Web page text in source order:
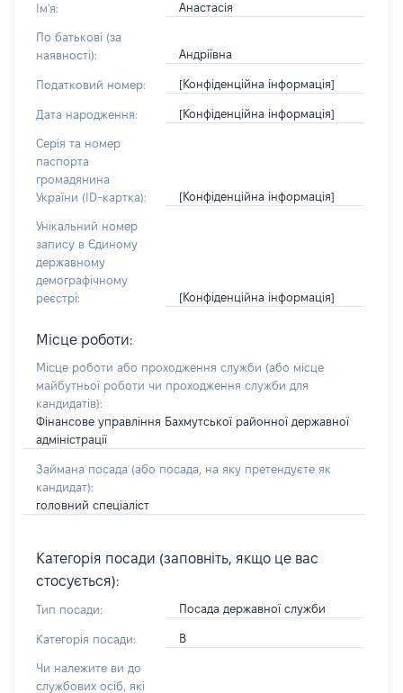
Ім'я: Анастасія
По батькові (за
наявності):
Андріївна
Податковий номер: [Конфіденційна інформація]
Дата народження: [Конфіденційна інформація]
Серія та номер
паспорта
громадянина
України (ID-картка):
[Конфіденційна інформація]
Унікальний номер
запису в Єдиному
державному
демографічному
реєстрі:
[Конфіденційна інформація]
Місце роботи:
Місце роботи або проходження служби (або місце
майбутньої роботи чи проходження служби для
кандидатів):
Фінансове управління Бахмутської районної державної
адміністрації
Займана посада (або посада, на яку претендуєте як
кандидат):
головний спеціаліст
Категорія посади (заповніть, якщо це вас
стосується):
Тип посади: Посада державної служби
Категорія посади: В
Чи належите ви до
службових осіб, які